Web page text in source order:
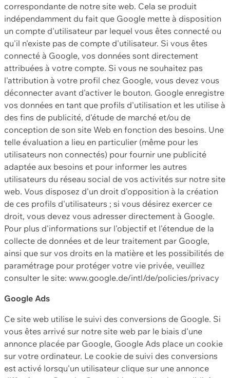
correspondante de notre site web. Cela se produit
indépendamment du fait que Google mette à disposition
un compte d'utilisateur par lequel vous êtes connecté ou
qu'il n'existe pas de compte d'utilisateur. Si vous êtes
connecté à Google, vos données sont directement
attribuées à votre compte. Si vous ne souhaitez pas
l'attribution à votre profil chez Google, vous devez vous
déconnecter avant d'activer le bouton. Google enregistre
vos données en tant que profils d'utilisation et les utilise à
des fins de publicité, d'étude de marché et/ou de
conception de son site Web en fonction des besoins. Une
telle évaluation a lieu en particulier (même pour les
utilisateurs non connectés) pour fournir une publicité
adaptée aux besoins et pour informer les autres
utilisateurs du réseau social de vos activités sur notre site
web. Vous disposez d'un droit d'opposition à la création
de ces profils d'utilisateurs ; si vous désirez exercer ce
droit, vous devez vous adresser directement à Google.
Pour plus d'informations sur l'objectif et l'étendue de la
collecte de données et de leur traitement par Google,
ainsi que sur vos droits en la matière et les possibilités de
paramétrage pour protéger votre vie privée, veuillez
consulter le site: www.google.de/intl/de/policies/privacy
Google Ads
Ce site web utilise le suivi des conversions de Google. Si
vous êtes arrivé sur notre site web par le biais d'une
annonce placée par Google, Google Ads place un cookie
sur votre ordinateur. Le cookie de suivi des conversions
est activé lorsqu'un utilisateur clique sur une annonce